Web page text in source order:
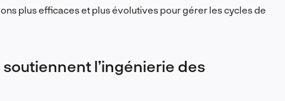
plus efficaces et plus évolutives pour gérer les cycles de
l’ingénierie des